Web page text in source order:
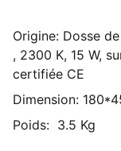
Origine: Dosse
, 2300 K, 15 W,
certifiée CE
Dimension:
Poids: 3.5 Kg